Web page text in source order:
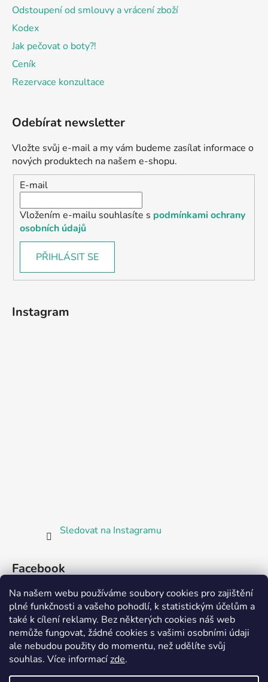
Na našem webu používáme soubory cookies pro zajištění
plné funkčnosti a vašeho pohodlí, k statistickým účelům a
také k cílení reklamy. Bez některých cookies náš web
nemůže fungovat, žádné cookies s vašimi osobními údaji
ale nebudou použity do momentu, než udělíte svůj
souhlas. Více informacízde.
Odstoupení od smlouvy a vrácení zboží
Kodex
Jak pečovat o boty?!
Ceník
Rezervace konzultace
Odebírat newsletter
Vložte svůj e-mail a my vám budeme zasílat informace o
nových produktech na našem e-shopu.
E-mail
Vložením e-mailu souhlasíte s podmínkami ochrany
osobních údajů
PŘIHLÁSIT SE
Instagram
Sledovat na Instagramu
Facebook
Partnerská prodejna Barefoot Plzeň